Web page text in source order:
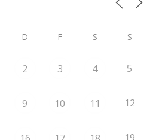
D F S S
2 3 4 5
9 10 11 12